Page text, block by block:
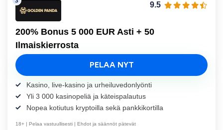
200% Bonus 5 000 EUR Asti + 50
Ilmaiskierrosta
Kasino, live-kasino ja urheiluvedonlyönti
Yli 3 000 kasinopeliä ja käteispalautus
Nopea kotiutus kryptoilla sekä pankkikortilla
9.5
PELAA NYT
18+ | Pelaa vastuullisesti | Ehdot ja säännöt pätevät